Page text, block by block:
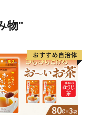
体共通)
電話番号下４桁が
物"